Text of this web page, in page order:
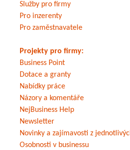
Služby pro firmy
Pro inzerenty
Pro zaměstnavatele
Projekty pro firmy:
Business Point
Dotace a granty
Nabídky práce
Názory a komentáře
NejBusiness Help
Newsletter
Novinky a zajímavosti z
Osobnosti v businessu